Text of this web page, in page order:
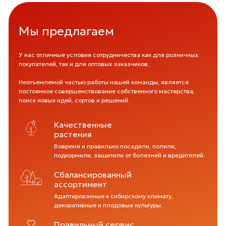
Мы предлагаем
У нас отличные условия сотрудничества как для розничных
покупателей, так и для оптовых заказчиков.
Неотъемлемой частью работы нашей команды, является
постоянное совершенствование собственного мастерства,
поиск новых идей, сортов и решений.
Качественные
растения
Вовремя и правильно посадили, полили,
подкормили, защитили от болезней и вредителей.
Сбалансированный
ассортимент
Адаптированные к сибирскому климату,
декоративные и плодовые культуры.